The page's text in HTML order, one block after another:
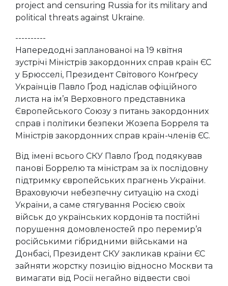
project and censuring Russia for its military and
political threats against Ukraine.
----------
Напередодні запланованої на 19 квітня
зустрічі Міністрів закордонних справ країн ЄС
у Брюсселі, Президент Світового Конґресу
Українців Павло Ґрод надіслав офіційного
листа на ім’я Верховного представника
Європейського Союзу з питань закордонних
справ і політики безпеки Жозепа Борреля та
Міністрів закордонних справ країн-членів ЄС.
Від імені всього СКУ Павло Ґрод подякував
панові Боррелю та міністрам за їх послідовну
підтримку європейських прагнень України.
Враховуючи небезпечну ситуацію на сході
України, а саме стягування Росією своїх
військ до українських кордонів та постійні
порушення домовленостей про перемир’я
російськими гібридними військами на
Донбасі, Президент СКУ закликав країни ЄС
зайняти жорстку позицію відносно Москви та
вимагати від Росії негайно відвести свої